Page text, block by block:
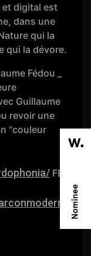
et digital est
dans une
qui la
qui la dévore.
Fédou _
Guillaume
revoir une
"couleur
FB